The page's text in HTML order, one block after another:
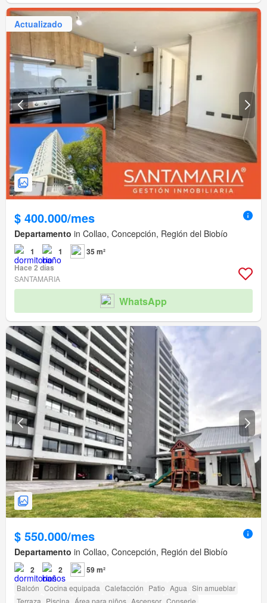
Actualizado
$ 400.000/mes
Departamento in Collao, Concepción, Región del Biobío
1 1
35 m²
Hace 2 días
SANTAMARIA
WhatsApp
$ 550.000/mes
Departamento in Collao, Concepción, Región del Biobío
2 2 59 m²
Balcón Cocina equipada Calefacción Patio Agua Sin amueblar
Terraza Piscina Área para niños Ascensor Conserje